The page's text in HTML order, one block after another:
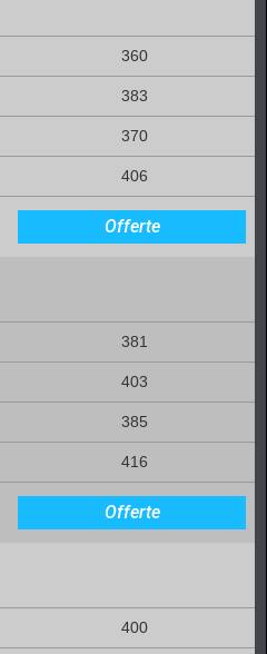
360
383
370
406
Offerte
381
403
385
416
Offerte
400